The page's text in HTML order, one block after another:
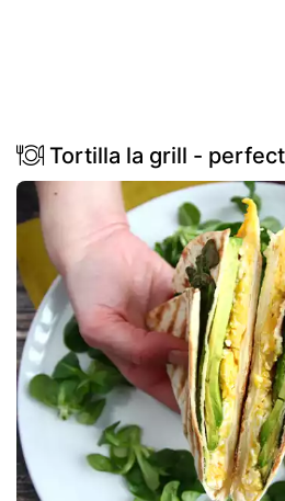
Tortilla la grill -